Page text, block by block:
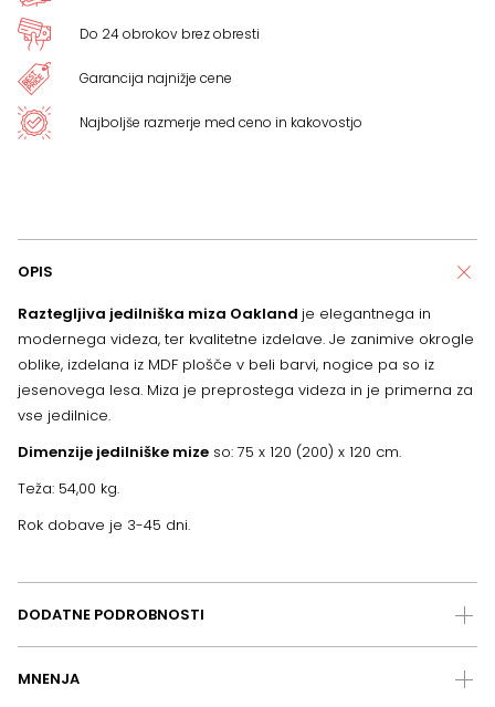
Do 24 obrokov brez obresti
Garancija najnižje cene
Najboljše razmerje med ceno in kakovostjo
OPIS
Raztegljiva jedilniška miza Oakland je elegantnega in
modernega videza, ter kvalitetne izdelave. Je zanimive okrogle
oblike, izdelana iz MDF plošče v beli barvi, nogice pa so iz
jesenovega lesa. Miza je preprostega videza in je primerna za
vse jedilnice.
Dimenzije jedilniške mize so: 75 x 120 (200) x 120 cm.
Teža: 54,00 kg.
Rok dobave je 3-45 dni.
DODATNE PODROBNOSTI
MNENJA